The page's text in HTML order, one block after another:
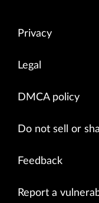
Privacy
Legal
DMCA policy
Do not sell or
Feedback
Report a